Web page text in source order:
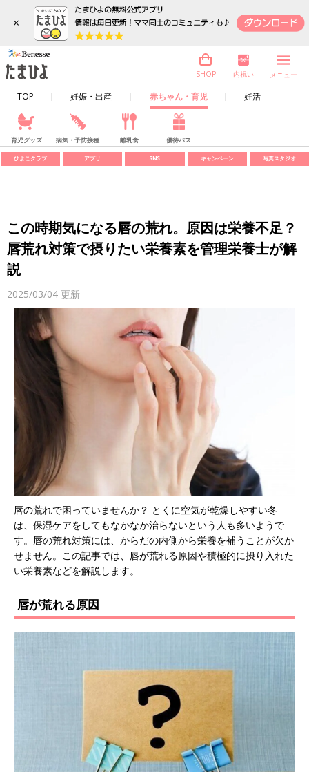
×
TOP 妊娠・出産 赤ちゃん・育児 妊活
SHOP 内祝い メニュー
育児グッズ 病気・予防接種 離乳食 優待パス
ひよこクラブ アプリ SNS キャンペーン 写真スタジオ
この時期気になる唇の荒れ。原因は栄養不足？
唇荒れ対策で摂りたい栄養素を管理栄養士が解
説
2025/03/04 更新
唇の荒れで困っていませんか？ とくに空気が乾燥しやすい冬
は、保湿ケアをしてもなかなか治らないという人も多いようで
す。唇の荒れ対策には、からだの内側から栄養を補うことが欠か
せません。この記事では、唇が荒れる原因や積極的に摂り入れた
い栄養素などを解説します。
唇が荒れる原因